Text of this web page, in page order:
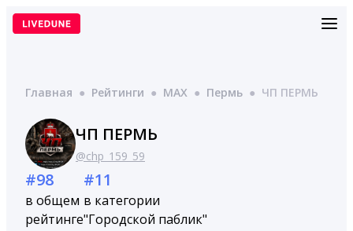
Перейти
Главная ● Рейтинги ● MAX ● Пермь ● ЧП ПЕРМЬ
ЧП ПЕРМЬ
@chp_159_59
#98
в общем
рейтинге
#11
в категории
"Городской паблик"